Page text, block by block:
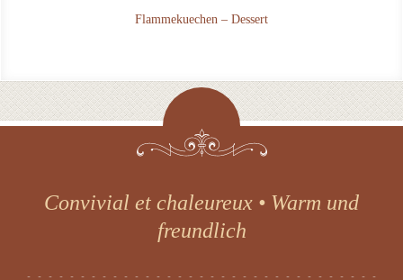
Flammekuechen – Dessert